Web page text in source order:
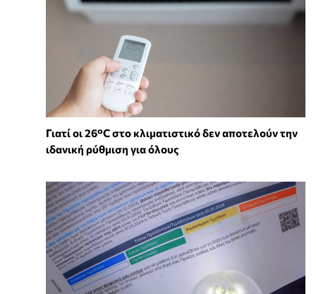
Γιατί οι 26°C στο κλιματιστικό δεν αποτελούν την
ιδανική ρύθμιση για όλους